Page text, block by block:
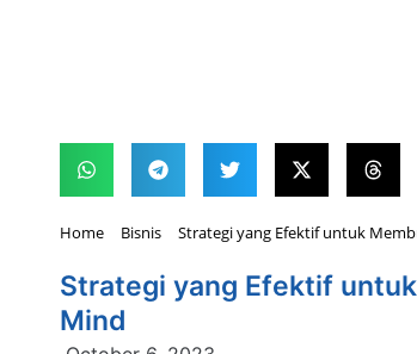
Home Bisnis Strategi yang Efektif untuk
Strategi yang Efektif
Mind